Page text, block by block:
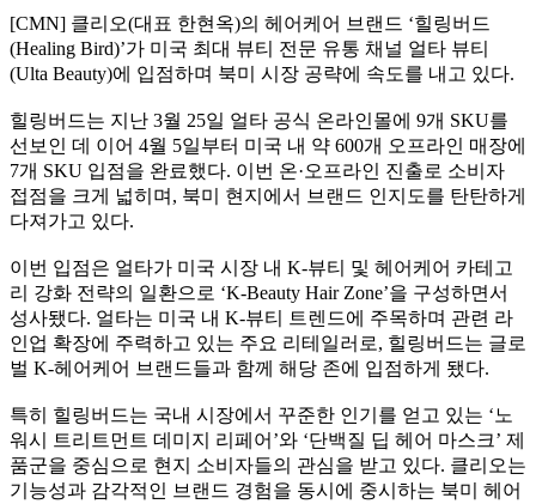
[CMN] 클리오(대표 한현옥)의 헤어케어 브랜드 ‘힐링버드
(Healing Bird)’가 미국 최대 뷰티 전문 유통 채널 얼타 뷰티
(Ulta Beauty)에 입점하며 북미 시장 공략에 속도를 내고 있다.
힐링버드는 지난 3월 25일 얼타 공식 온라인몰에 9개 SKU를
선보인 데 이어 4월 5일부터 미국 내 약 600개 오프라인 매장에
7개 SKU 입점을 완료했다. 이번 온·오프라인 진출로 소비자
접점을 크게 넓히며, 북미 현지에서 브랜드 인지도를 탄탄하게
다져가고 있다.
이번 입점은 얼타가 미국 시장 내 K-뷰티 및 헤어케어 카테고
리 강화 전략의 일환으로 ‘K-Beauty Hair Zone’을 구성하면서
성사됐다. 얼타는 미국 내 K-뷰티 트렌드에 주목하며 관련 라
인업 확장에 주력하고 있는 주요 리테일러로, 힐링버드는 글로
벌 K-헤어케어 브랜드들과 함께 해당 존에 입점하게 됐다.
특히 힐링버드는 국내 시장에서 꾸준한 인기를 얻고 있는 ‘노
워시 트리트먼트 데미지 리페어’와 ‘단백질 딥 헤어 마스크’ 제
품군을 중심으로 현지 소비자들의 관심을 받고 있다. 클리오는
기능성과 감각적인 브랜드 경험을 동시에 중시하는 북미 헤어